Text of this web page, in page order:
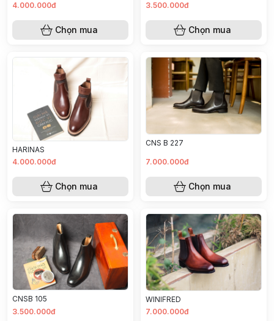
4.000.000đ
Chọn mua
3.500.000đ
Chọn mua
HARINAS
4.000.000đ
Chọn mua
CNS B 227
7.000.000đ
Chọn mua
CNSB 105
3.500.000đ
WINIFRED
7.000.000đ